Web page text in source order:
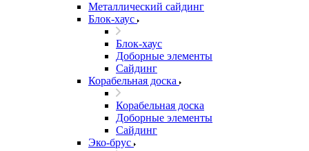
Металлический сайдинг
Блок-хаус
Блок-хаус
Доборные элементы
Сайдинг
Корабельная доска
Корабельная доска
Доборные элементы
Сайдинг
Эко-брус